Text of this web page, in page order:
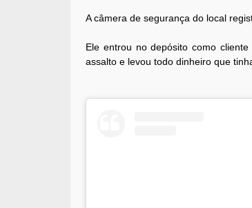
A câmera de segurança do local
Ele entrou no depósito como
assalto e levou todo dinheiro que